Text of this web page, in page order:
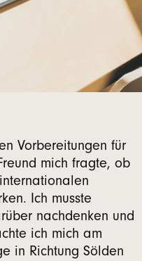
Vorbereitungen für
mich fragte, ob
Ich musste
nachdenken und
ich mich am
in Richtung Sölden